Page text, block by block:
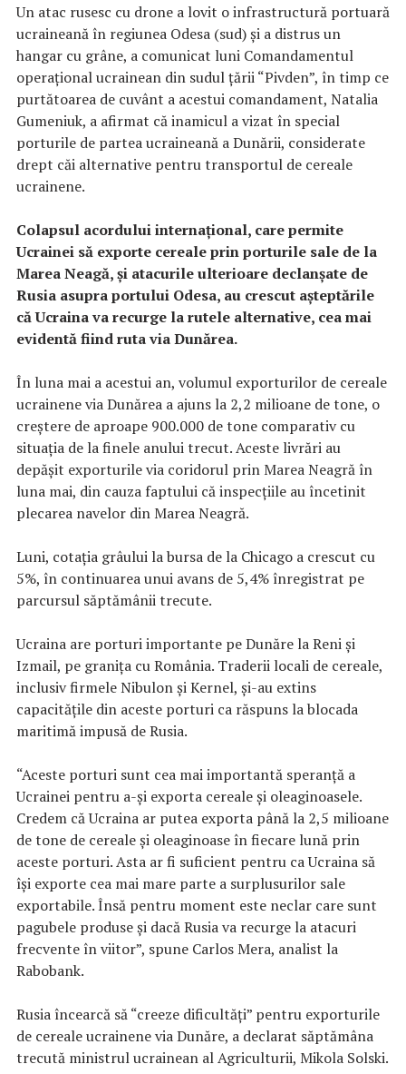
Un atac rusesc cu drone a lovit o infrastructură portuară
ucraineană în regiunea Odesa (sud) şi a distrus un
hangar cu grâne, a comunicat luni Comandamentul
operaţional ucrainean din sudul ţării “Pivden”, în timp ce
purtătoarea de cuvânt a acestui comandament, Natalia
Gumeniuk, a afirmat că inamicul a vizat în special
porturile de partea ucraineană a Dunării, considerate
drept căi alternative pentru transportul de cereale
ucrainene.
Colapsul acordului internaţional, care permite
Ucrainei să exporte cereale prin porturile sale de la
Marea Neagă, şi atacurile ulterioare declanşate de
Rusia asupra portului Odesa, au crescut aşteptările
că Ucraina va recurge la rutele alternative, cea mai
evidentă fiind ruta via Dunărea.
În luna mai a acestui an, volumul exporturilor de cereale
ucrainene via Dunărea a ajuns la 2,2 milioane de tone, o
creştere de aproape 900.000 de tone comparativ cu
situaţia de la finele anului trecut. Aceste livrări au
depăşit exporturile via coridorul prin Marea Neagră în
luna mai, din cauza faptului că inspecţiile au încetinit
plecarea navelor din Marea Neagră.
Luni, cotaţia grâului la bursa de la Chicago a crescut cu
5%, în continuarea unui avans de 5,4% înregistrat pe
parcursul săptămânii trecute.
Ucraina are porturi importante pe Dunăre la Reni şi
Izmail, pe graniţa cu România. Traderii locali de cereale,
inclusiv firmele Nibulon şi Kernel, şi-au extins
capacităţile din aceste porturi ca răspuns la blocada
maritimă impusă de Rusia.
“Aceste porturi sunt cea mai importantă speranţă a
Ucrainei pentru a-şi exporta cereale şi oleaginoasele.
Credem că Ucraina ar putea exporta până la 2,5 milioane
de tone de cereale şi oleaginoase în fiecare lună prin
aceste porturi. Asta ar fi suficient pentru ca Ucraina să
îşi exporte cea mai mare parte a surplusurilor sale
exportabile. Însă pentru moment este neclar care sunt
pagubele produse şi dacă Rusia va recurge la atacuri
frecvente în viitor”, spune Carlos Mera, analist la
Rabobank.
Rusia încearcă să “creeze dificultăţi” pentru exporturile
de cereale ucrainene via Dunăre, a declarat săptămâna
trecută ministrul ucrainean al Agriculturii, Mikola Solski.